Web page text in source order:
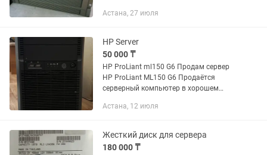
тыс тг. торг
Астана, 27 июля
HP Server
50 000 ₸
HP ProLiant ml150 G6 Продам сервер
HP ProLiant ML150 G6 Продаётся
серверный компьютер в хорошем
офиса, небольшого дата-центра,
как...
Астана, 12 июля
Жесткий диск для сервера
180 000 ₸